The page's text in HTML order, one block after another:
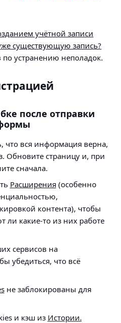
учётной записи
существующую запись?
устранению неполадок.
после отправки
что вся информация верна,
Обновите страницу и, при
сначала.
Расширения(особенно
контента), чтобы
ли какие-то из них работе
сервисов на
убедиться, что всё
не заблокированы для
и кэш из Истории.